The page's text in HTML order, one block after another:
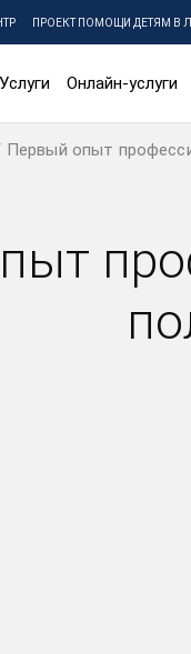
ПРОЕКТ ПОМОЩИ ДЕТЯМ В
Услуги Онлайн-услуги
Первый опыт